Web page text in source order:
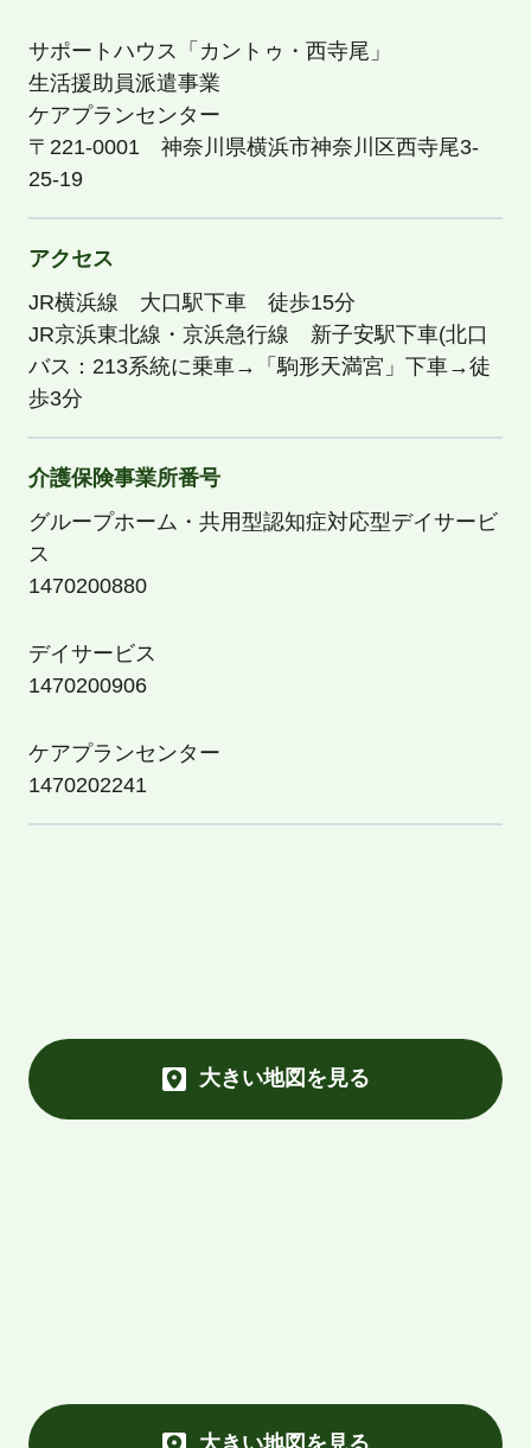
サポートハウス「カントゥ・西寺尾」
生活援助員派遣事業
ケアプランセンター
〒221-0001 神奈川県横浜市神奈川区西寺尾3-
25-19
アクセス
JR横浜線 大口駅下車 徒歩15分
JR京浜東北線・京浜急行線 新子安駅下車(北口
バス：213系統に乗車→「駒形天満宮」下車→徒
歩3分
介護保険事業所番号
グループホーム・共用型認知症対応型デイサービ
ス
1470200880
デイサービス
1470200906
ケアプランセンター
1470202241
大きい地図を見る